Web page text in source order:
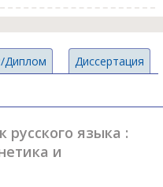
Диплом Диссертация
языка :
и